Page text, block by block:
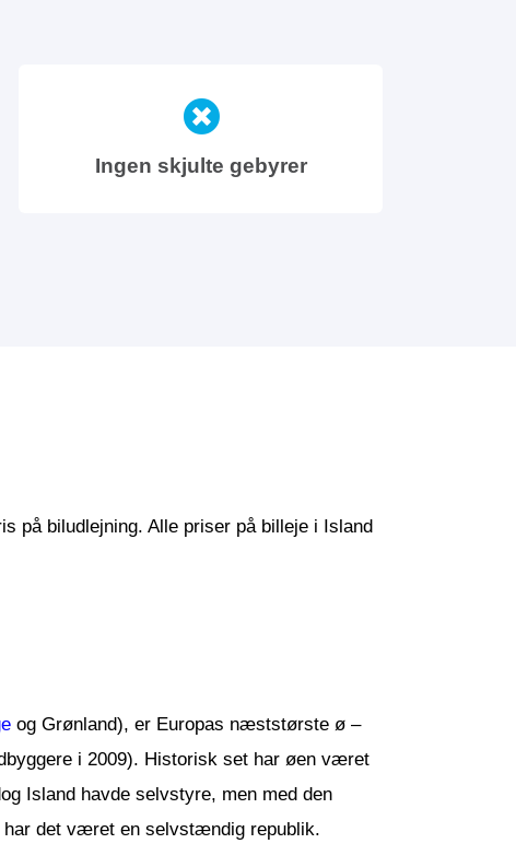
Ingen skjulte gebyrer
på biludlejning. Alle priser på billeje i Island
og Grønland), er Europas næststørste ø –
i 2009). Historisk set har øen været
Island havde selvstyre, men med den
har det været en selvstændig republik.